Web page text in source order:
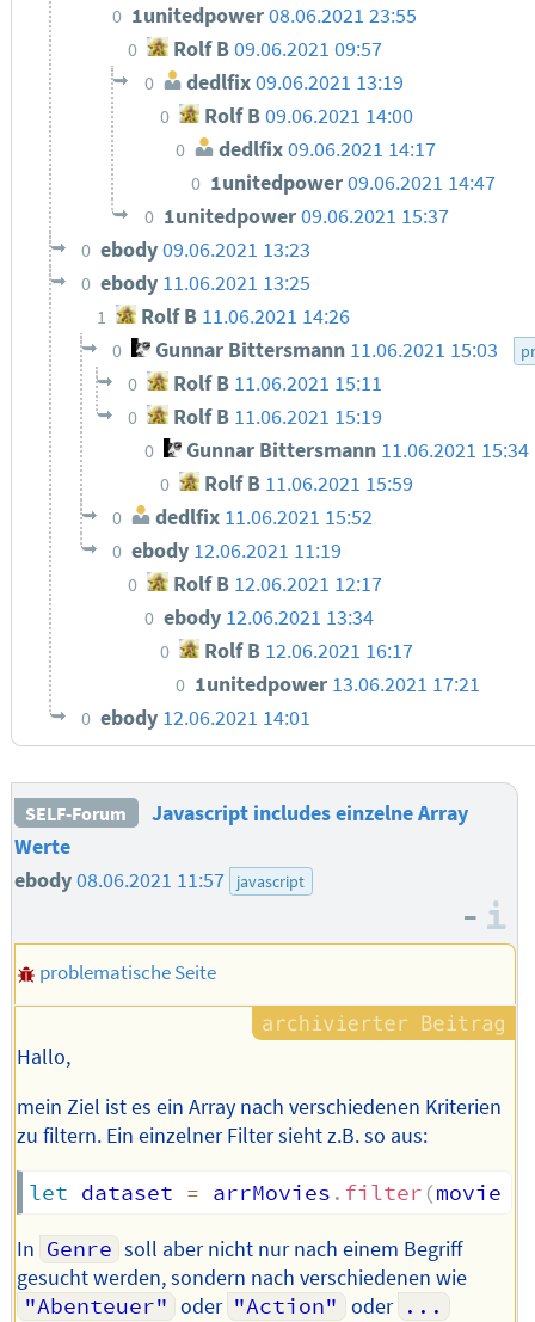
0 1unitedpower08.06.2021 23:55
0 Rolf B09.06.2021 09:57
0 dedlfix09.06.2021 13:19
0 Rolf B09.06.2021 14:00
0 dedlfix09.06.2021 14:17
0 1unitedpower09.06.2021 14:47
0 1unitedpower09.06.2021 15:37
0 ebody09.06.2021 13:23
0 ebody 11.06.2021 13:25
1 Rolf B 11.06.2021 14:26
0 Gunnar Bittersmann 11.06.2021 15:03
0 Rolf B 11.06.2021 15:11
0 Rolf B 11.06.2021 15:19
0 Gunnar Bittersmann 11.06.2021 15:34
0 Rolf B 11.06.2021 15:59
0 dedlfix 11.06.2021 15:52
0 ebody 12.06.2021 11:19
0 Rolf B 12.06.2021 12:17
0 ebody 12.06.2021 13:34
0 Rolf B 12.06.2021 16:17
0 1unitedpower 13.06.2021 17:21
0 ebody 12.06.2021 14:01
SELF-Forum
Javascript includes einzelne Array
Werte
ebody08.06.2021 11:57 javascript
–
problematische Seite
Hallo,
mein Ziel ist es ein Array nach verschiedenen Kriterien
zu filtern. Ein einzelner Filter sieht z.B. so aus:
let dataset = arrMovies . filter (movie
In Genre soll aber nicht nur nach einem Begriff
gesucht werden, sondern nach verschiedenen wie
"Abenteuer" oder "Action" oder ...